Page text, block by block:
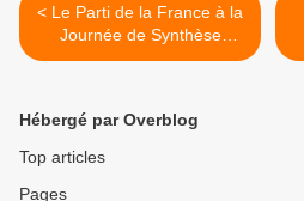
< Le Parti de la France à la
Journée de Synthèse
Nationale à Rungis le 11
Hébergé par Overblog
Top articles
Pages